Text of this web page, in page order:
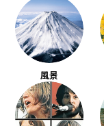
風景